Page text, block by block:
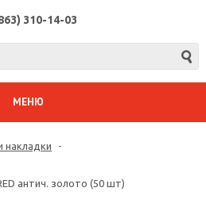
310-14-03
МЕНЮ
накладки
-
антич. золото (50 шт)